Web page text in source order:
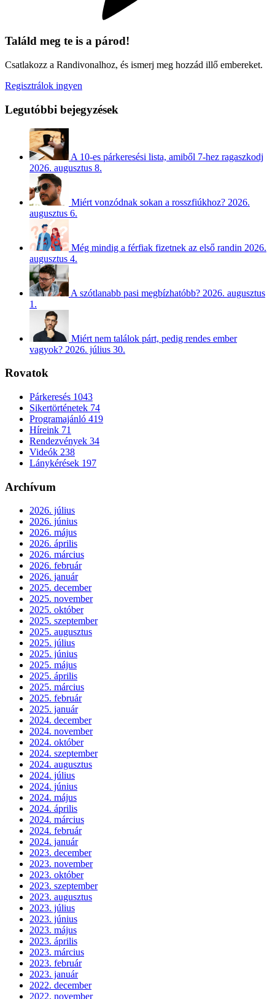
Találd meg te is a párod!
Csatlakozz a Randivonalhoz, és ismerj meg hozzád illő embereket.
Regisztrálok ingyen
Legutóbbi bejegyzések
A 10-es párkeresési lista, amiből 7-hez ragaszkodj
2026. augusztus 8.
Miért vonzódnak sokan a rosszfiúkhoz? 2026.
augusztus 6.
Még mindig a férfiak fizetnek az első randin 2026.
augusztus 4.
A szótlanabb pasi megbízhatóbb? 2026. augusztus
1.
Miért nem találok párt, pedig rendes ember
vagyok? 2026. július 30.
Rovatok
Párkeresés 1043
Sikertörténetek 74
Programajánló 419
Híreink 71
Rendezvények 34
Videók 238
Lánykérések 197
Archívum
2026. július
2026. június
2026. május
2026. április
2026. március
2026. február
2026. január
2025. december
2025. november
2025. október
2025. szeptember
2025. augusztus
2025. július
2025. június
2025. május
2025. április
2025. március
2025. február
2025. január
2024. december
2024. november
2024. október
2024. szeptember
2024. augusztus
2024. július
2024. június
2024. május
2024. április
2024. március
2024. február
2024. január
2023. december
2023. november
2023. október
2023. szeptember
2023. augusztus
2023. július
2023. június
2023. május
2023. április
2023. március
2023. február
2023. január
2022. december
2022. november